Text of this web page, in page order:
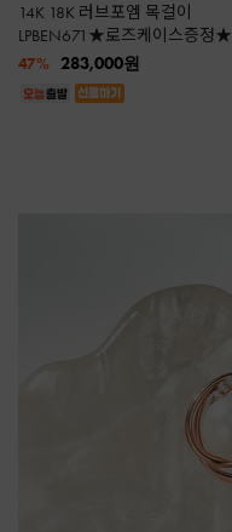
14K 18K 러브포엠 목걸이
LPBEN671★로즈케이스증정★
283,000원
47%